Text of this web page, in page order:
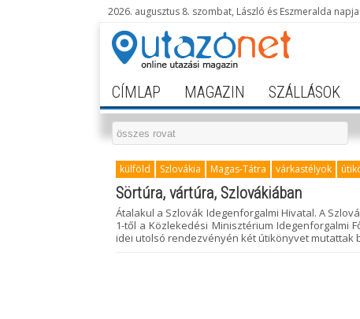
2026. augusztus 8. szombat, László és Eszmeralda napja
CÍMLAP MAGAZIN SZÁLLÁSOK
külföld Szlovákia Magas-Tátra várkastélyok
Sörtúra, vártúra, Szlovákiában
Átalakul a Szlovák Idegenforgalmi Hivatal. A
1-től a Közlekedési Minisztérium Idegenforgalmi
idei utolsó rendezvényén két útikönyvet mutattak